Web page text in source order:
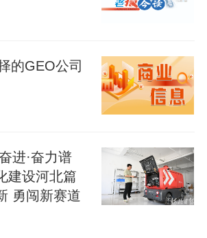
，一面巨大的数字屏幕映入
控、设备运行、巡检数据、
目前有30万只蛋鸡，只需要
圣荣养殖有限责任公司总经
满是自豪。
的GEO公司
进·奋力谱
建设河北篇
勇闯新赛道